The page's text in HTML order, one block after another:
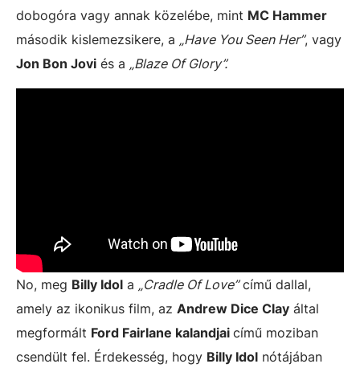
dobogóra vagy annak közelébe, mint MC Hammer
második kislemezsikere, a „Have You Seen Her”, vagy
Jon Bon Jovi és a „Blaze Of Glory”.
No, meg Billy Idol a „Cradle Of Love”című dallal,
amely az ikonikus film, az Andrew Dice Clay által
megformált Ford Fairlane kalandjai című moziban
csendült fel. Érdekesség, hogy Billy Idol nótájában